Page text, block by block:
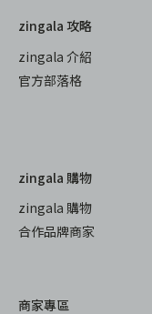
zingala 攻略
zingala 介紹
官方部落格
zingala 購物
zingala 購物
合作品牌商家
商家專區